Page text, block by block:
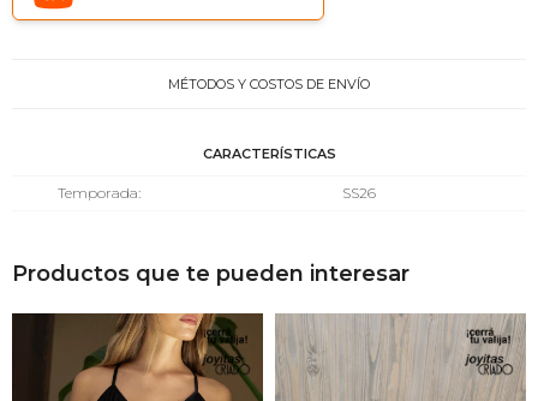
MÉTODOS Y COSTOS DE ENVÍO
CARACTERÍSTICAS
Temporada SS26
Productos que te pueden interesar